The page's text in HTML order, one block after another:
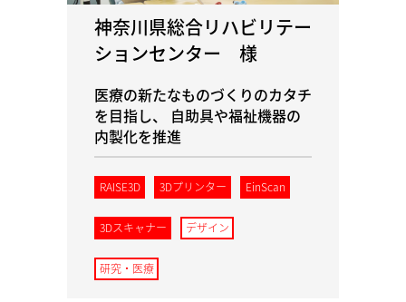
神奈川県総合リハビリテー
ションセンター 様
医療の新たなものづくりのカタチ
を目指し、 自助具や福祉機器の
内製化を推進
RAISE3D 3Dプリンター EinScan
3Dスキャナー デザイン
研究・医療